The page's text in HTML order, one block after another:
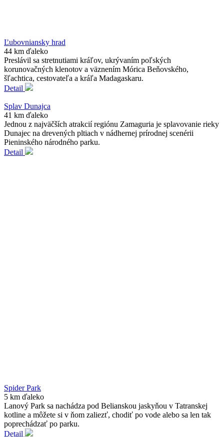
Ľubovniansky hrad
44 km ďaleko
Preslávil sa stretnutiami kráľov, ukrývaním poľských
korunovačných klenotov a väznením Mórica Beňovského,
šľachtica, cestovateľa a kráľa Madagaskaru.
Detail
Splav Dunajca
41 km ďaleko
Jednou z najväčších atrakcií regiónu Zamaguria je splavovanie rieky
Dunajec na drevených pltiach v nádhernej prírodnej scenérii
Pieninského národného parku.
Detail
Spider Park
5 km ďaleko
Lanový Park sa nachádza pod Belianskou jaskyňou v Tatranskej
kotline a môžete si v ňom zaliezť, chodiť po vode alebo sa len tak
poprechádzať po parku.
Detail